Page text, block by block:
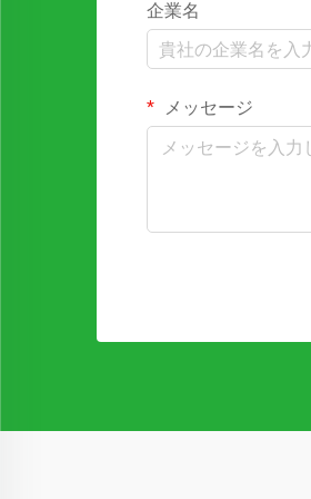
企業名
メッセージ